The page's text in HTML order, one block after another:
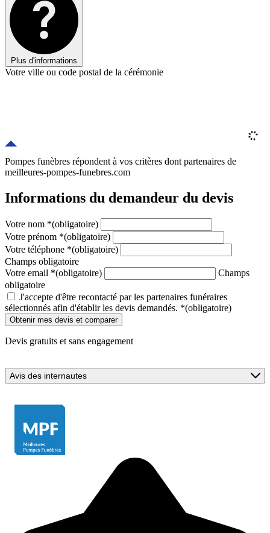
Plus d'informations
Votre ville ou code postal de la cérémonie
Pompes funèbres répondent à vos critères dont partenaires de
meilleures-pompes-funebres.com
Informations du demandeur du devis
Votre nom *(obligatoire)
Votre prénom *(obligatoire)
Votre téléphone *(obligatoire)
Champs obligatoire
Votre email *(obligatoire)
Champs
obligatoire
J'accepte d'être recontacté par les partenaires funéraires
sélectionnés afin d'établir les devis demandés. *(obligatoire)
Devis gratuits et sans engagement
Avis des internautes